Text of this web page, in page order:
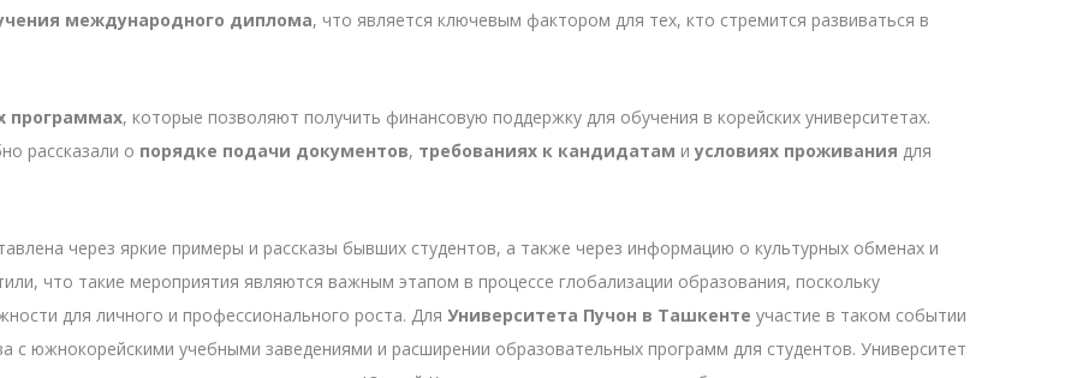
международного диплома, что является ключевым фактором для тех, кто стремится развиваться в
программах, которые позволяют получить финансовую поддержку для обучения в корейских университетах.
рассказали о порядке подачи документов, требованиях к кандидатам иусловиях проживания для
через яркие примеры и рассказы бывших студентов, а также через информацию о культурных обменах и
что такие мероприятия являются важным этапом в процессе глобализации образования, поскольку
для личного и профессионального роста. Для Университета Пучон в Ташкенте участие в таком событии
с южнокорейскими учебными заведениями и расширении образовательных программ для студентов. Университет